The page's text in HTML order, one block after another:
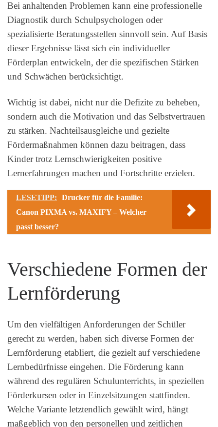
Bei anhaltenden Problemen kann eine professionelle
Diagnostik durch Schulpsychologen oder
spezialisierte Beratungsstellen sinnvoll sein. Auf Basis
dieser Ergebnisse lässt sich ein individueller
Förderplan entwickeln, der die spezifischen Stärken
und Schwächen berücksichtigt.
Wichtig ist dabei, nicht nur die Defizite zu beheben,
sondern auch die Motivation und das Selbstvertrauen
zu stärken. Nachteilsausgleiche und gezielte
Fördermaßnahmen können dazu beitragen, dass
Kinder trotz Lernschwierigkeiten positive
Lernerfahrungen machen und Fortschritte erzielen.
LESETIPP:
Drucker für die Familie:
Canon PIXMA vs. MAXIFY – Welcher
passt besser?
Verschiedene Formen der
Lernförderung
Um den vielfältigen Anforderungen der Schüler
gerecht zu werden, haben sich diverse Formen der
Lernförderung etabliert, die gezielt auf verschiedene
Lernbedürfnisse eingehen. Die Förderung kann
während des regulären Schulunterrichts, in speziellen
Förderkursen oder in Einzelsitzungen stattfinden.
Welche Variante letztendlich gewählt wird, hängt
maßgeblich von den personellen und zeitlichen